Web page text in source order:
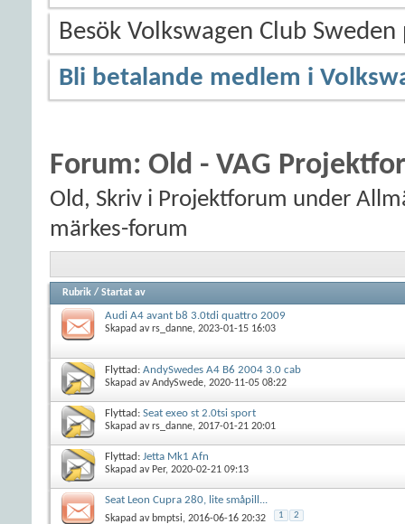
Besök Volkswagen Club
Bli betalande medlem i
Forum: Old - VAG
Old, Skriv i Projektforum under
märkes-forum
Rubrik / Startat av
Audi A4 avant b8 3.0tdi quattro 2009
Skapad avrs_danne, 2023-01-15 16:03
Flyttad: AndySwedes A4 B6 2004 3.0 cab
Skapad avAndySwede, 2020-11-05 08:22
Flyttad: Seat exeo st 2.0tsi sport
Skapad avrs_danne, 2017-01-21 20:01
Flyttad: Jetta Mk1 Afn
Skapad av Per, 2020-02-21 09:13
Seat Leon Cupra 280, lite småpill...
Skapad av bmptsi, 2016-06-16 20:32 1 2